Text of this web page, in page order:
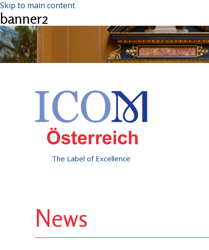
Skip to main content
banner2
The Label of Excellence
News